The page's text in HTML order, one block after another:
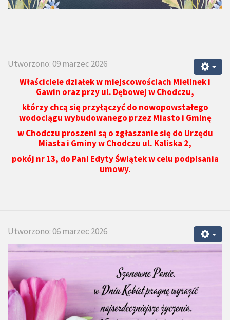
Utworzono: 09 marzec 2026
Właściciele działek w miejscowościach Mielinek i
Gawin oraz przy ul. Dębowej w Chodczu,
którzy chcą się przyłączyć do nowopowstałego
wodociągu wybudowanego przez Miasto i Gminę
w Chodczu proszeni są o zgłaszanie się do Urzędu
Miasta i Gminy w Chodczu ul. Kaliska 2,
pokój nr 13, do Pani Edyty Świątek w celu podpisania
umowy.
Utworzono: 06 marzec 2026